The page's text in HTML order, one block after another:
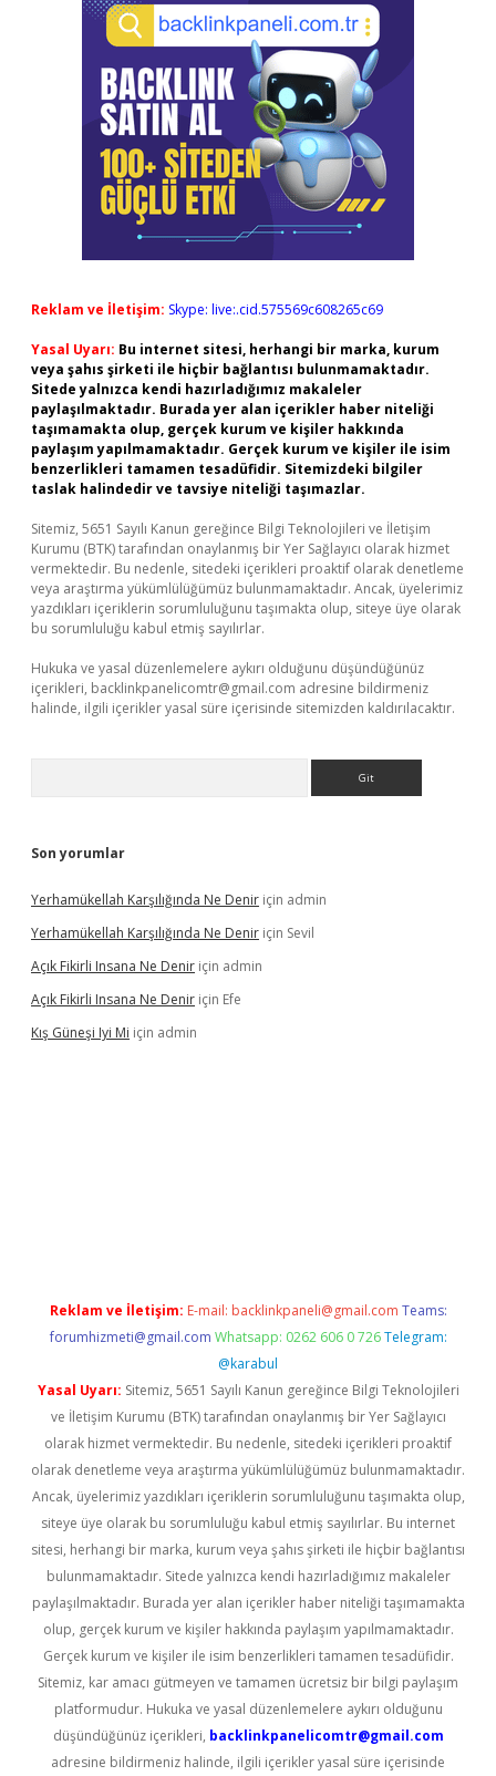
Reklam ve İletişim: Skype: live:.cid.575569c608265c69
Yasal Uyarı: Bu internet sitesi, herhangi bir marka, kurum
veya şahıs şirketi ile hiçbir bağlantısı bulunmamaktadır.
Sitede yalnızca kendi hazırladığımız makaleler
paylaşılmaktadır. Burada yer alan içerikler haber niteliği
taşımamakta olup, gerçek kurum ve kişiler hakkında
paylaşım yapılmamaktadır. Gerçek kurum ve kişiler ile isim
benzerlikleri tamamen tesadüfidir. Sitemizdeki bilgiler
taslak halindedir ve tavsiye niteliği taşımazlar.
Sitemiz, 5651 Sayılı Kanun gereğince Bilgi Teknolojileri ve İletişim
Kurumu (BTK) tarafından onaylanmış bir Yer Sağlayıcı olarak hizmet
vermektedir. Bu nedenle, sitedeki içerikleri proaktif olarak denetleme
veya araştırma yükümlülüğümüz bulunmamaktadır. Ancak, üyelerimiz
yazdıkları içeriklerin sorumluluğunu taşımakta olup, siteye üye olarak
bu sorumluluğu kabul etmiş sayılırlar.
Hukuka ve yasal düzenlemelere aykırı olduğunu düşündüğünüz
içerikleri, backlinkpanelicomtr@gmail.com adresine bildirmeniz
halinde, ilgili içerikler yasal süre içerisinde sitemizden kaldırılacaktır.
Son yorumlar
Yerhamükellah Karşılığında Ne Denir için admin
Yerhamükellah Karşılığında Ne Denir için Sevil
Açık Fikirli Insana Ne Denir için admin
Açık Fikirli Insana Ne Denir için Efe
Kış Güneşi Iyi Mi için admin
Reklam ve İletişim: E-mail: backlinkpaneli@gmail.com Teams:
forumhizmeti@gmail.com Whatsapp: 0262 606 0 726 Telegram:
@karabul
Yasal Uyarı: Sitemiz, 5651 Sayılı Kanun gereğince Bilgi Teknolojileri
ve İletişim Kurumu (BTK) tarafından onaylanmış bir Yer Sağlayıcı
olarak hizmet vermektedir. Bu nedenle, sitedeki içerikleri proaktif
olarak denetleme veya araştırma yükümlülüğümüz bulunmamaktadır.
Ancak, üyelerimiz yazdıkları içeriklerin sorumluluğunu taşımakta olup,
siteye üye olarak bu sorumluluğu kabul etmiş sayılırlar. Bu internet
sitesi, herhangi bir marka, kurum veya şahıs şirketi ile hiçbir bağlantısı
bulunmamaktadır. Sitede yalnızca kendi hazırladığımız makaleler
paylaşılmaktadır. Burada yer alan içerikler haber niteliği taşımamakta
olup, gerçek kurum ve kişiler hakkında paylaşım yapılmamaktadır.
Gerçek kurum ve kişiler ile isim benzerlikleri tamamen tesadüfidir.
Sitemiz, kar amacı gütmeyen ve tamamen ücretsiz bir bilgi paylaşım
platformudur. Hukuka ve yasal düzenlemelere aykırı olduğunu
düşündüğünüz içerikleri, backlinkpanelicomtr@gmail.com
adresine bildirmeniz halinde, ilgili içerikler yasal süre içerisinde